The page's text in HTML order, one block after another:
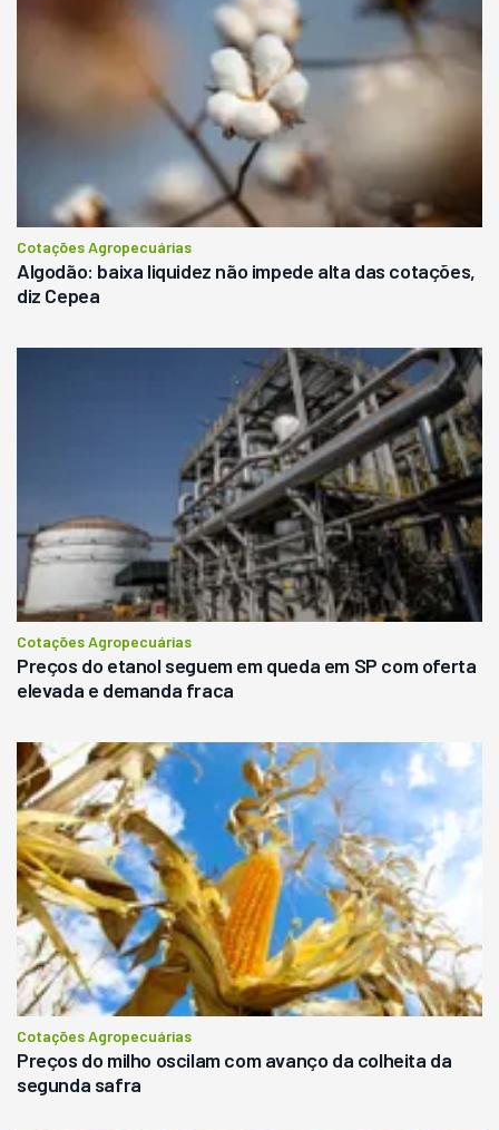
Cotações Agropecuárias
Algodão: baixa liquidez não impede alta das cotações,
diz Cepea
Cotações Agropecuárias
Preços do etanol seguem em queda em SP com oferta
elevada e demanda fraca
Cotações Agropecuárias
Preços do milho oscilam com avanço da colheita da
segunda safra